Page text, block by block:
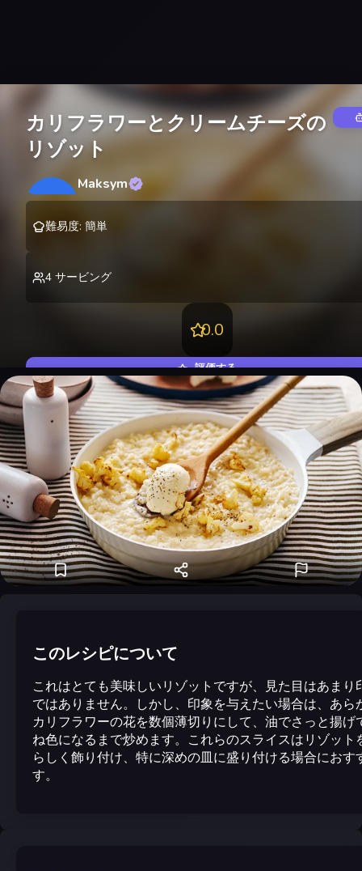
カリフラワーとクリームチーズの
リゾット
M
Maksym
難易度: 簡単
4 サービング
0.0
評価する
このレシピについて
これはとても美味しいリゾットですが、見た目はあまり
ではありません。しかし、印象を与えたい場合は、あら
カリフラワーの花を数個薄切りにして、油でさっと揚げ
ね色になるまで炒めます。これらのスライスはリゾット
らしく飾り付け、特に深めの皿に盛り付ける場合におす
す。